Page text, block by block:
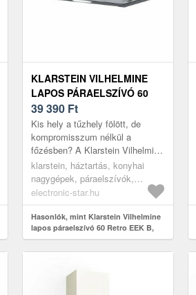
KLARSTEIN VILHELMINE
LAPOS PÁRAELSZÍVÓ 60
RETRO EEK B, 320 M³/H
LÉGSZÁLLÍTÁS,
KIHÚZHATÓ
39 390 Ft
Kis hely a tűzhely fölött, de
kompromisszum nélkül a
főzésben? A Klarstein Vilhelmine
60 Retro teleszkópos páraelszívó
pontosan ilyen konyhákhoz le...
klarstein, háztartás, konyhai
nagygépek, páraelszívók,
beépített páraelszívók
electronic-star.hu
Hasonlók, mint Klarstein Vilhelmine
lapos páraelszívó 60 Retro EEK B,
320 m³/h légszállítás, kihúzható